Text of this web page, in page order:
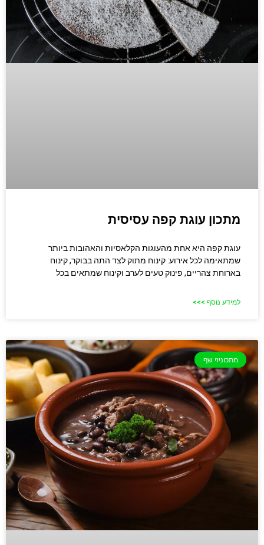
מתכון עוגת קפה עסיסית
עוגת קפה היא אחת מהעוגות הקלאסיות והאהובות ביותר
שמתאימה לכל אירוע: קינוח מתוק לצד התה בבוקר, קינוח
בארוחת צהריים, פינוק טעים לערב וקינוח שמתאים בכל
למידע נוסף >>>
מתכוניזי שף